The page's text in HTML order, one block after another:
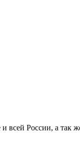
всей России, а